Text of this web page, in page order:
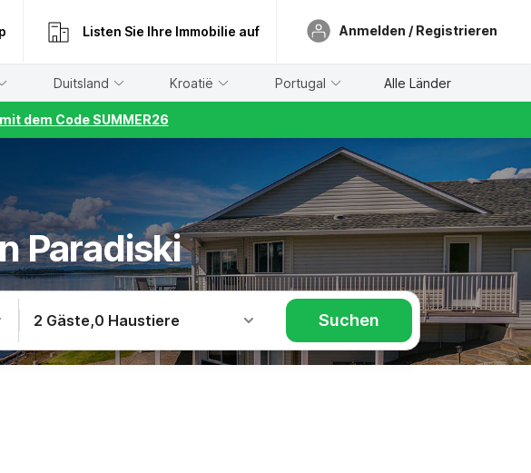
Listen Sie Ihre Immobilie auf Anmelden / Registrieren
Duitsland Kroatië Portugal Alle Länder
dem Code SUMMER26
Paradiski
2 Gäste,0 Haustiere Suchen